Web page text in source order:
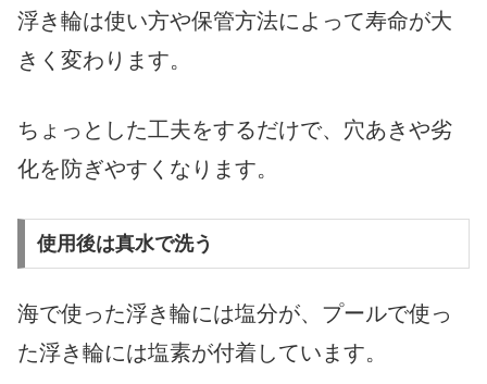
浮き輪は使い方や保管方法によって寿命が大
きく変わります。
ちょっとした工夫をするだけで、穴あきや劣
化を防ぎやすくなります。
使用後は真水で洗う
海で使った浮き輪には塩分が、プールで使っ
た浮き輪には塩素が付着しています。